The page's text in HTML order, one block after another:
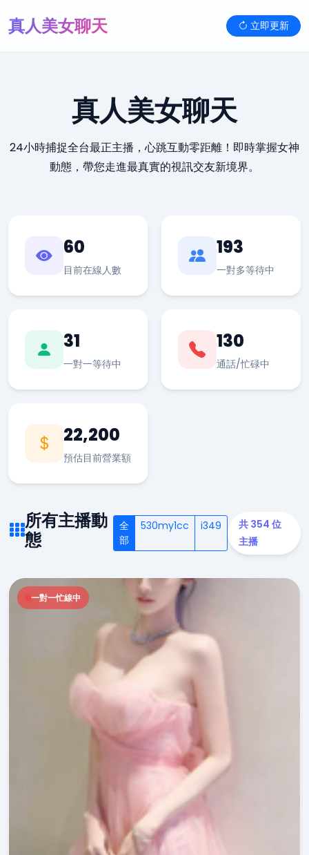
真人美女聊天 立即更新
真人美女聊天
24小時捕捉全台最正主播，心跳互動零距離！即時掌握女神
動態，帶您走進最真實的視訊交友新境界。
60
目前在線人數
193
一對多等待中
31
一對一等待中
130
通話/忙碌中
22,200
預估目前營業額
所有主播動
態
全
部
530my1cc i349
共 354 位
主播
一對一忙線中